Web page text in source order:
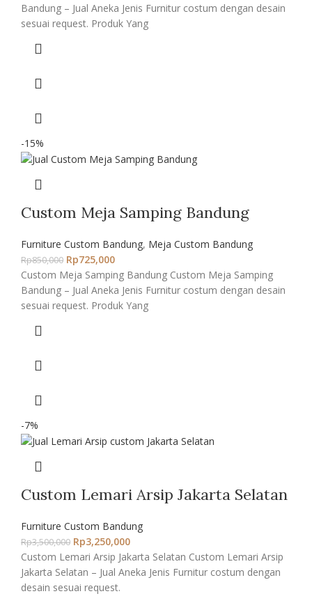
Bandung – Jual Aneka Jenis Furnitur costum dengan desain
sesuai request. Produk Yang
-15%
Custom Meja Samping Bandung
Furniture Custom Bandung, Meja Custom Bandung
Rp850,000 Rp725,000
Custom Meja Samping Bandung Custom Meja Samping
Bandung – Jual Aneka Jenis Furnitur costum dengan desain
sesuai request. Produk Yang
-7%
Custom Lemari Arsip Jakarta Selatan
Furniture Custom Bandung
Rp3,500,000 Rp3,250,000
Custom Lemari Arsip Jakarta Selatan Custom Lemari Arsip
Jakarta Selatan – Jual Aneka Jenis Furnitur costum dengan
desain sesuai request.